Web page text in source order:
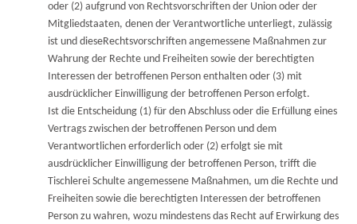
oder (2) aufgrund von Rechtsvorschriften der Union oder der
Mitgliedstaaten, denen der Verantwortliche unterliegt, zulässig
ist und dieseRechtsvorschriften angemessene Maßnahmen zur
Wahrung der Rechte und Freiheiten sowie der berechtigten
Interessen der betroffenen Person enthalten oder (3) mit
ausdrücklicher Einwilligung der betroffenen Person erfolgt.
Ist die Entscheidung (1) für den Abschluss oder die Erfüllung eines
Vertrags zwischen der betroffenen Person und dem
Verantwortlichen erforderlich oder (2) erfolgt sie mit
ausdrücklicher Einwilligung der betroffenen Person, trifft die
Tischlerei Schulte angemessene Maßnahmen, um die Rechte und
Freiheiten sowie die berechtigten Interessen der betroffenen
Person zu wahren, wozu mindestens das Recht auf Erwirkung des